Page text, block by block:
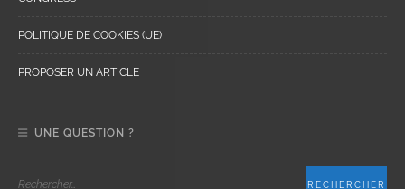
POLITIQUE DE COOKIES (UE)
PROPOSER UN ARTICLE
UNE QUESTION ?